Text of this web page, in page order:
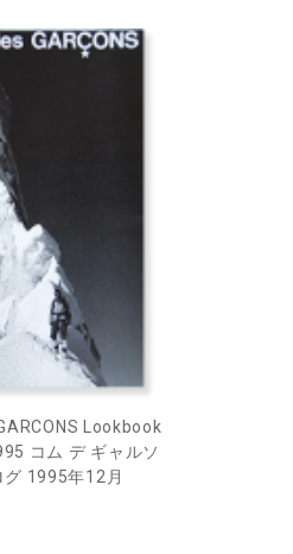
Lookbook
コム デ ギャルソ
グ 1995年12月